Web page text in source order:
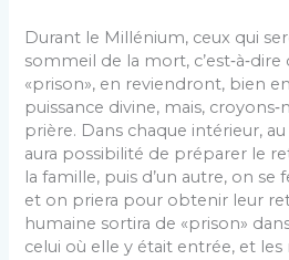
Durant le Millénium, ceux qui
sommeil de la mort,
«prison», en reviendront, bien
puissance divine, mais,
prière. Dans chaque intérieur,
aura possibilité de préparer le
la famille, puis d’un autre, on se
et on priera pour obtenir leur
humaine sortira de «prison»
celui où elle y était entrée, et